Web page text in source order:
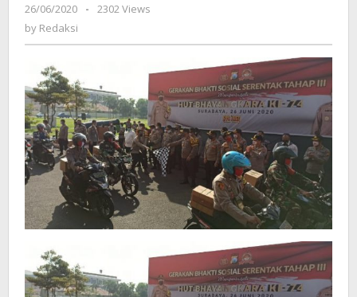
26/06/2020
by
-
2302 Views
by Redaksi